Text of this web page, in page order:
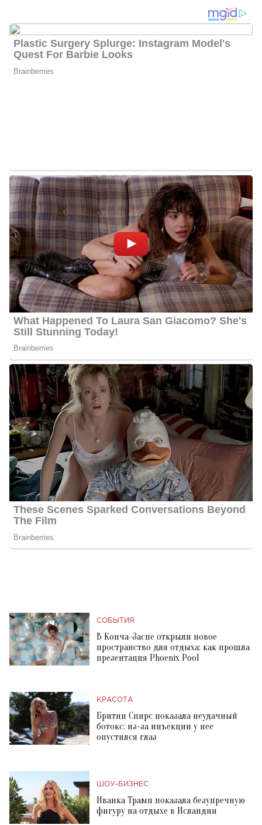
СОБЫТИЯ
В Конча-Заспе открыли новое
пространство для отдыха: как прошла
презентация Phoenix Pool
КРАСОТА
Бритни Спирс показала неудачный
ботокс: из-за инъекции у нее
опустился глаз
ШОУ-БИЗНЕС
Иванка Трамп показала безупречную
фигуру на отдыхе в Исландии